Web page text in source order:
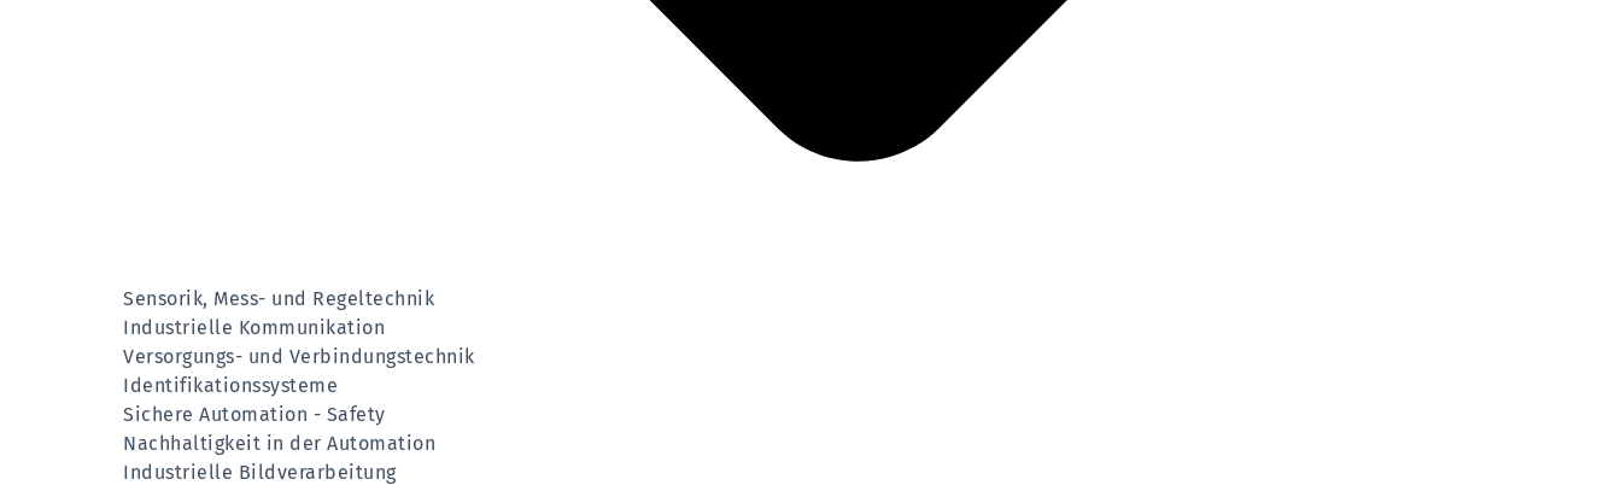
Sensorik, Mess- und Regeltechnik
Industrielle Kommunikation
Versorgungs- und Verbindungstechnik
Identifikationssysteme
Sichere Automation - Safety
Nachhaltigkeit in der Automation
Industrielle Bildverarbeitung